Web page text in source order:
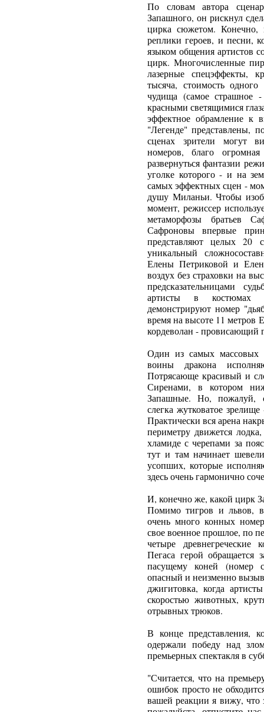
По словам автора
Запашного, он рискнул
цирка сюжетом. Конечно,
реплики героев, и песни,
языком общения артистов
цирк. Многочисленные
лазерные спецэффекты,
тысяча, стоимость
чудища (самое страшное
красными светящимися
эффектное обрамление к
"Легенде" представлены,
сценах зрители могут
номеров, благо
развернуться фантазии
уголке которого - и на
самых эффектных сцен -
душу Миланьи. Чтобы
момент, режиссер
метаморфозы братьев
Сафроновы впервые
представляют целых 20
уникальный
Елены Петриковой и
воздух без страховки на
предсказательницами
артисты в костюмах
демонстрируют номер
время на высоте 11 метров
кордеволан - провисающий
Один из самых массовых
воины дракона
Потрясающе красивый и
Сиренами, в котором
Запашные. Но, пожалуй,
слегка жутковатое
Практически вся арена
периметру движется
хламиде с черепами за
тут и там начинает
усопших, которые
здесь очень гармонично
И, конечно же, какой цирк
Помимо тигров и львов,
очень много конных
свое военное прошлое, по
четыре древнегреческие
Пегаса герой
пасущему коней (номер
опасный и неизменно
джигитовка, когда
скоростью животных,
отрывных трюков.
В конце представления,
одержали победу над
премьерных спектакля в
"Считается, что на
ошибок просто не
вашей реакции я вижу, что